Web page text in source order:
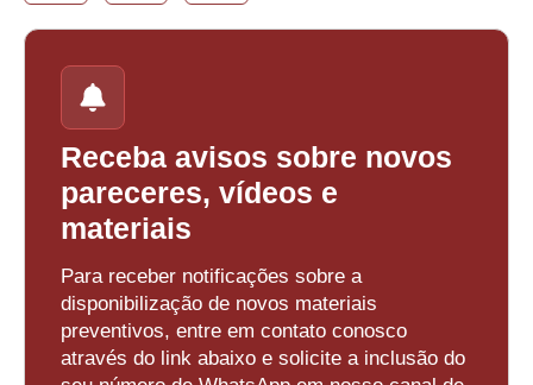
Receba avisos sobre novos
pareceres, vídeos e
materiais
Para receber notificações sobre a
disponibilização de novos materiais
preventivos, entre em contato conosco
através do link abaixo e solicite a inclusão do